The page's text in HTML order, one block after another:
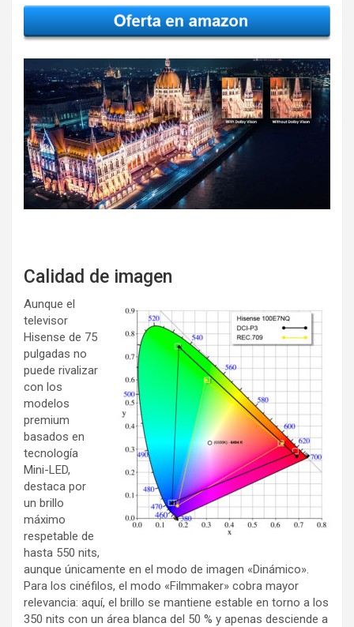
Calidad de imagen
Aunque el
televisor
Hisense de 75
pulgadas no
puede rivalizar
con los
modelos
premium
basados en
tecnología
Mini-LED,
destaca por
un brillo
máximo
respetable de
hasta 550 nits,
aunque únicamente en el modo de imagen «Dinámico».
Para los cinéfilos, el modo «Filmmaker» cobra mayor
relevancia: aquí, el brillo se mantiene estable en torno a los
350 nits con un área blanca del 50 % y apenas desciende a